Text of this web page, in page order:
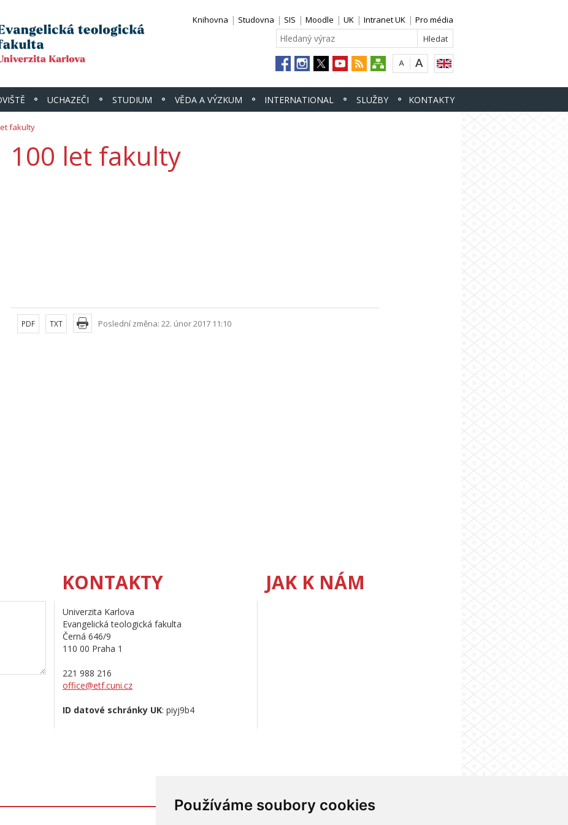
Používáme soubory cookies
Knihovna Studovna SIS Moodle UK Intranet UK Pro média
UCHAZEČI STUDIUM VĚDA A VÝZKUM INTERNATIONAL SLUŽBY KONTAKTY
fakulty
100 let fakulty
Poslední změna: 22. únor 2017 11:10
PDF TXT
KONTAKTY
Univerzita Karlova
Evangelická teologická fakulta
Černá 646/9
110 00 Praha 1
221 988 216
office@etf.cuni.cz
ID datové schránky UK: piyj9b4
JAK K NÁM
Přihlášení do informačního systému UK